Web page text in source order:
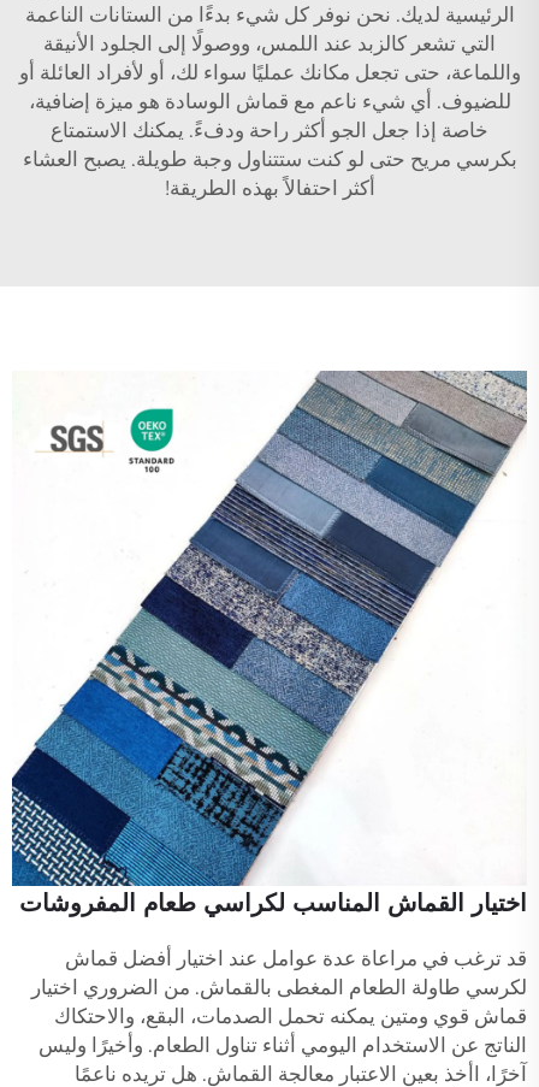
الرئيسية لديك. نحن نوفر كل شيء بدءًا من الستانات الناعمة
التي تشعر كالزبد عند اللمس، ووصولًا إلى الجلود الأنيقة
واللماعة، حتى تجعل مكانك عمليًا سواء لك، أو لأفراد العائلة أو
للضيوف. أي شيء ناعم مع قماش الوسادة هو ميزة إضافية،
خاصة إذا جعل الجو أكثر راحة ودفءً. يمكنك الاستمتاع
بكرسي مريح حتى لو كنت ستتناول وجبة طويلة. يصبح العشاء
أكثر احتفالاً بهذه الطريقة!
اختيار القماش المناسب لكراسي طعام المفروشات
قد ترغب في مراعاة عدة عوامل عند اختيار أفضل قماش
لكرسي طاولة الطعام المغطى بالقماش. من الضروري اختيار
قماش قوي ومتين يمكنه تحمل الصدمات، البقع، والاحتكاك
الناتج عن الاستخدام اليومي أثناء تناول الطعام. وأخيرًا وليس
آخرًا، اأخذ بعين الاعتبار معالجة القماش. هل تريده ناعمًا